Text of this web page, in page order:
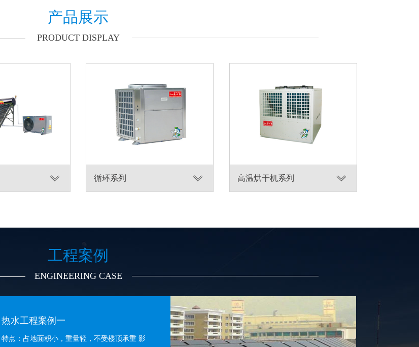
产品展示
PRODUCT DISPLAY
循环系列 高温烘干机系列
工程案例
ENGINEERING CASE
热水工程案例一
特点： 占地面积小，重量轻，不受楼顶承重 影